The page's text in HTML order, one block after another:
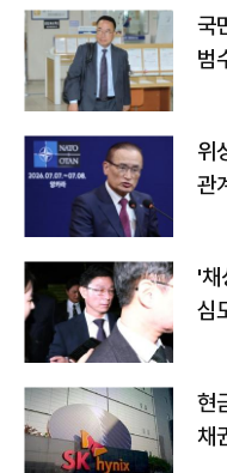
국
범
위
관
'채
심
현
채